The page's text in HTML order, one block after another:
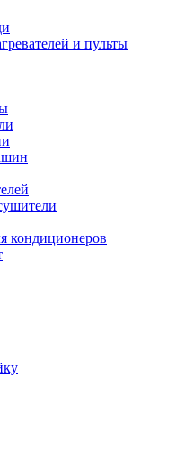
и пульты
кондиционеров